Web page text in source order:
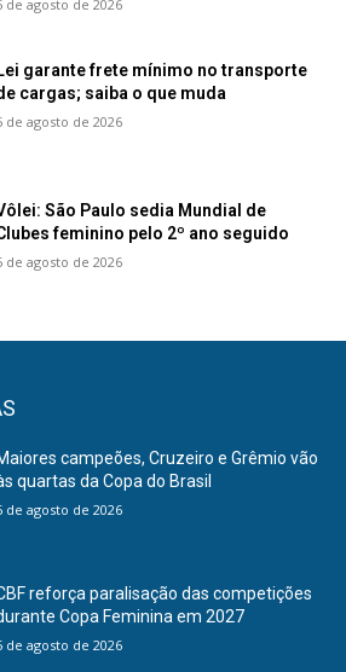
de agosto de 2026
garante frete mínimo no transporte
cargas; saiba o que muda
de agosto de 2026
São Paulo sedia Mundial de
feminino pelo 2º ano seguido
de agosto de 2026
campeões, Cruzeiro e Grêmio vão
quartas da Copa do Brasil
de agosto de 2026
reforça paralisação das competições
Copa Feminina em 2027
de agosto de 2026